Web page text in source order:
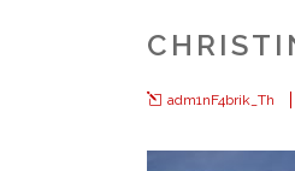
adm1nF4brik_Th